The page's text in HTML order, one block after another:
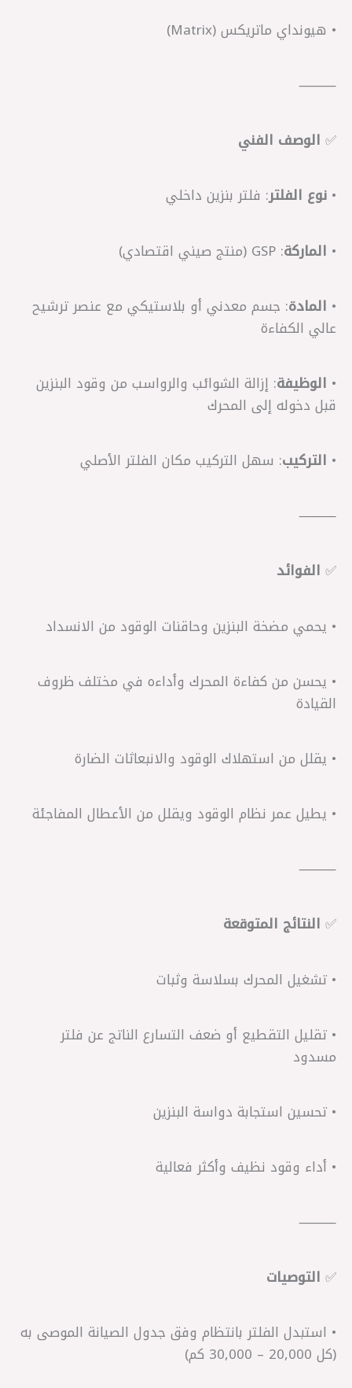
• هيونداي ماتريكس (Matrix)
⸻
✅ الوصف الفني
• نوع الفلتر: فلتر بنزين داخلي
• الماركة: GSP (منتج صيني اقتصادي)
• المادة: جسم معدني أو بلاستيكي مع عنصر ترشيح
عالي الكفاءة
• الوظيفة: إزالة الشوائب والرواسب من وقود البنزين
قبل دخوله إلى المحرك
• التركيب: سهل التركيب مكان الفلتر الأصلي
⸻
✅ الفوائد
• يحمي مضخة البنزين وحاقنات الوقود من الانسداد
• يحسن من كفاءة المحرك وأداءه في مختلف ظروف
القيادة
• يقلل من استهلاك الوقود والانبعاثات الضارة
• يطيل عمر نظام الوقود ويقلل من الأعطال المفاجئة
⸻
✅ النتائج المتوقعة
• تشغيل المحرك بسلاسة وثبات
• تقليل التقطيع أو ضعف التسارع الناتج عن فلتر
مسدود
• تحسين استجابة دواسة البنزين
• أداء وقود نظيف وأكثر فعالية
⸻
✅ التوصيات
• استبدل الفلتر بانتظام وفق جدول الصيانة الموصى به
(كل 20,000 – 30,000 كم)